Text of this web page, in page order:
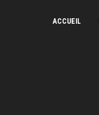
ACCUEIL